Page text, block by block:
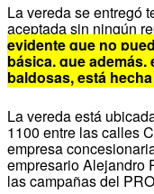
La vereda se entregó
aceptada sin ningún
evidente que no
básica, que
baldosas, está
La vereda está
1100 entre las calles
empresa
empresario Alejandro
las campañas del